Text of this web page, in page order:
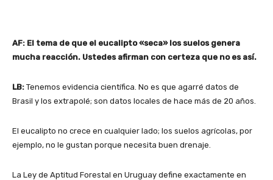
AF: El tema de que el eucalipto «seca» los suelos genera
mucha reacción. Ustedes afirman con certeza que no es así.
LB: Tenemos evidencia científica. No es que agarré datos de
Brasil y los extrapolé; son datos locales de hace más de 20 años.
El eucalipto no crece en cualquier lado; los suelos agrícolas, por
ejemplo, no le gustan porque necesita buen drenaje.
La Ley de Aptitud Forestal en Uruguay define exactamente en